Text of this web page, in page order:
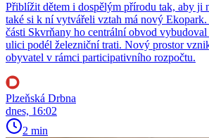
Přiblížit dětem i dospělým přírodu tak, aby ji
také si k ní vytvářeli vztah má nový Ekopark.
části Skvrňany ho centrální obvod
ulici podél železniční trati. Nový prostor
obyvatel v rámci participativního rozpočtu.
Plzeňská Drbna
dnes, 16:02
2 min